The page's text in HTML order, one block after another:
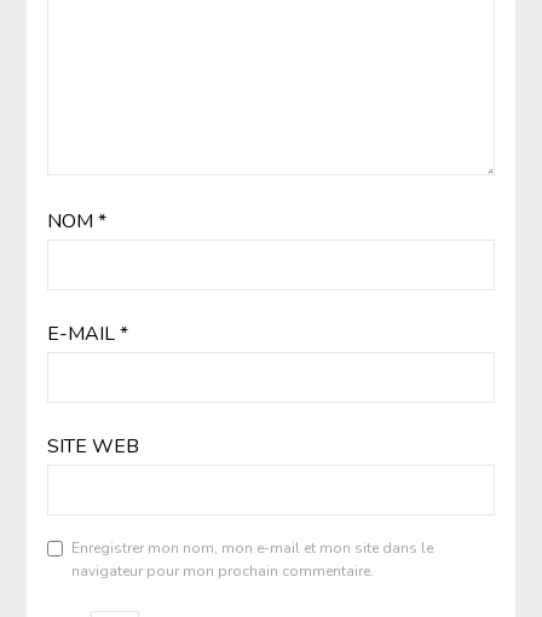
NOM *
E-MAIL*
SITE WEB
Enregistrer mon nom, mon e-mail et mon site dans le
navigateur pour mon prochain commentaire.